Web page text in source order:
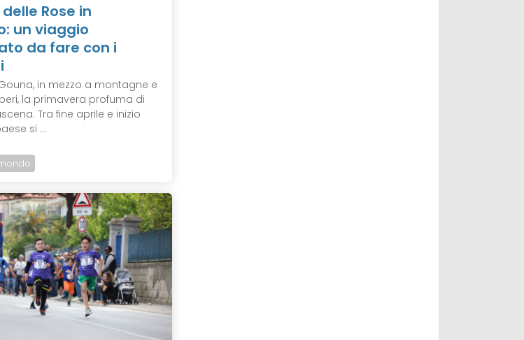
Rose in
un viaggio
da fare con i
in mezzo a montagne e
la primavera profuma di
Tra fine aprile e inizio
si ...